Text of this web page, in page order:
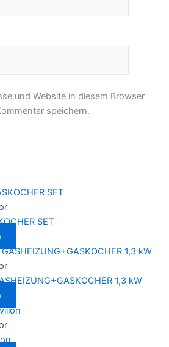
und Website in diesem Browser
speichern.
SET
1,3 kW